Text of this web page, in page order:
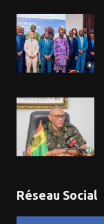
Réseau Social